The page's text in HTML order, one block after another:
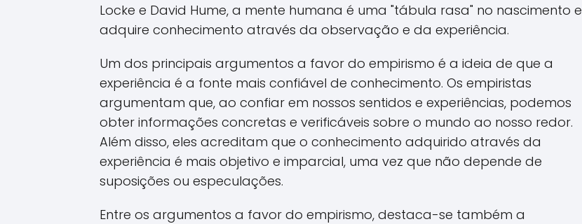
Locke e David Hume, a mente humana é uma "tábula rasa" no nascimento e
adquire conhecimento através da observação e da experiência.
Um dos principais argumentos a favor do empirismo é a ideia de que a
experiência é a fonte mais confiável de conhecimento. Os empiristas
argumentam que, ao confiar em nossos sentidos e experiências, podemos
obter informações concretas e verificáveis sobre o mundo ao nosso redor.
Além disso, eles acreditam que o conhecimento adquirido através da
experiência é mais objetivo e imparcial, uma vez que não depende de
suposições ou especulações.
Entre os argumentos a favor do empirismo, destaca-se também a